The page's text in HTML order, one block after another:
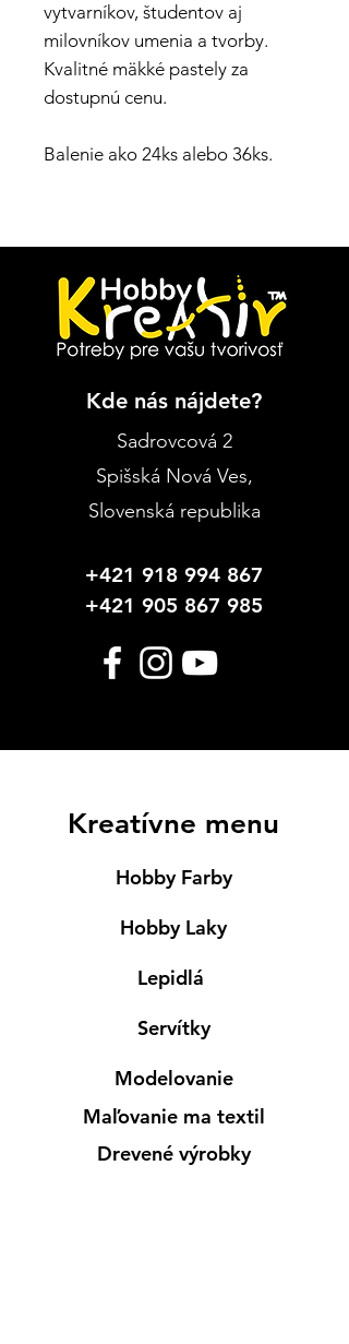
vytvarníkov, študentov aj
milovníkov umenia a tvorby.
Kvalitné mäkké pastely za
dostupnú cenu.
Balenie ako 24ks alebo 36ks.
Kde nás nájdete?
Sadrovcová 2
Spišská Nová Ves,
Slovenská republika
+421 918 994 867
+421 905 867 985
Kreatívne menu
Hobby Farby
Hobby Laky
Lepidlá
Servítky
Modelovanie
Maľovanie ma textil
Drevené výrobky